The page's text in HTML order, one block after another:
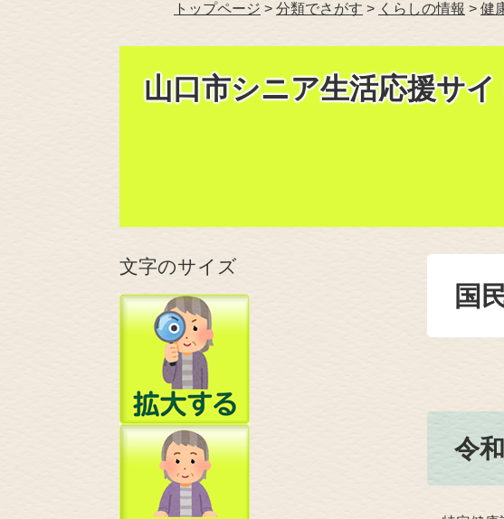
トップページ > 分類でさがす > くらしの情報 > 健
山口市シニア生活応援サイ
国
令
文字のサイズ